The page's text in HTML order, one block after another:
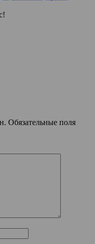
Обязательные поля